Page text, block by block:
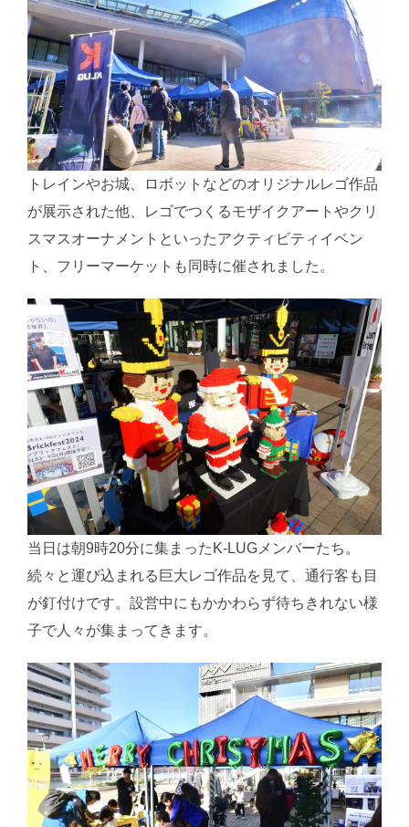
トレインやお城、ロボットなどのオリジナルレゴ作品
が展示された他、レゴでつくるモザイクアートやクリ
スマスオーナメントといったアクティビティイベン
ト、フリーマーケットも同時に催されました。
当日は朝9時20分に集まったK-LUGメンバーたち。
続々と運び込まれる巨大レゴ作品を見て、通行客も目
が釘付けです。設営中にもかかわらず待ちきれない様
子で人々が集まってきます。